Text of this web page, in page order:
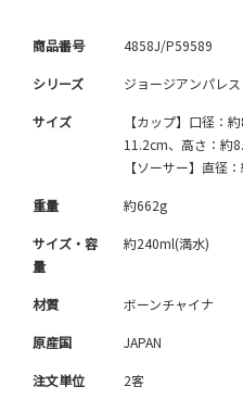
商品番号 4858J/P59589
シリーズ ジョージアンパレス
サイズ
【カップ】口径：
11.2cm、高さ：約
【ソーサー】直径
重量 約662g
サイズ・容
量
約240ml(満水)
材質 ボーンチャイナ
原産国 JAPAN
注文単位 2客